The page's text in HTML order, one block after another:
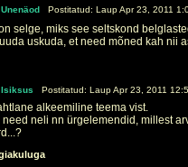
Unenäod Postitatud: Laup Apr 23, 2011
selge, miks see seltskond
uskuda, et need mõned kah nii
Isiksus Postitatud: Laup Apr 23, 2011
alkeemiline teema vist.
neli nn ürgelemendid, millest